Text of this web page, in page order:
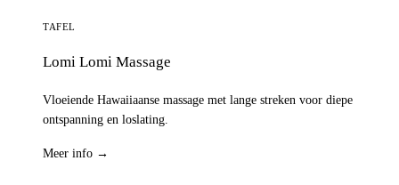
TAFEL
Lomi Lomi Massage
Vloeiende Hawaiiaanse massage met lange streken voor diepe
ontspanning en loslating.
Meer info →